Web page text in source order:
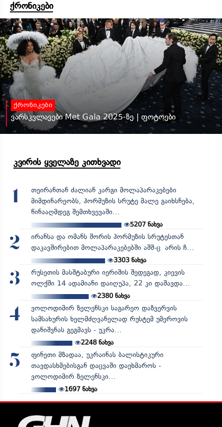
ქრონიკები
ქრონიკები
ვარსკვლავები Met Gala 2025-ზე | ფოტოები
კვირის ყველაზე კითხვადი
1
თეირანთან ძალიან კარგი მოლაპარაკებები
მიმდინარეობს, ჰორმუზის სრუტე მალე გაიხსნება,
წინააღმდეგ შემთხვევაში...
5207 ნახვა
2
ირანსა და ომანს შორის ჰორმუზის სრუტესთან
დაკავშირებით მოლაპარაკებებში აშშ-ც არის ჩ...
3303ნახვა
3
რუსეთის მასშტაბური იერიშის შედეგად, კიევის
ოლქში 14 ადამიანი დაიღუპა, 22 კი დაშავდა...
2380ნახვა
4
ვოლოდიმირ ზელენსკი საგარეო დაზვერვის
სამსახურის ხელმძღვანელად რუსტემ უმეროვის
დანიშვნას გეგმავს - უკრა...
2248ნახვა
5
ფინეთი მზადაა, უკრაინას ბალისტიკური
თავდასხმებისგან დაცვაში დაეხმაროს -
ვოლოდიმირ ზელენსკი...
1697ნახვა